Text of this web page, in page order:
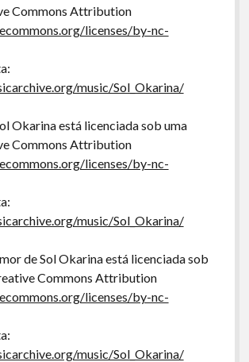
Commons Attribution
licenses/by-nc-
music/Sol_Okarina/
Okarina está licenciada sob uma
Commons Attribution
licenses/by-nc-
music/Sol_Okarina/
de Sol Okarina está licenciada sob
Commons Attribution
licenses/by-nc-
music/Sol_Okarina/